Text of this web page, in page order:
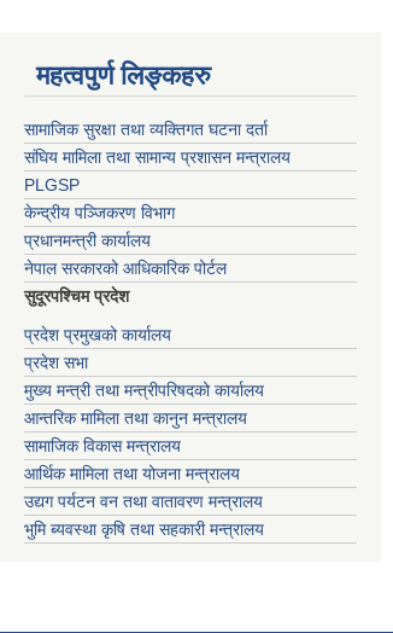
महत्वपुर्ण लिङ्कहरु
सामाजिक सुरक्षा तथा व्यक्तिगत घटना दर्ता
संघिय मामिला तथा सामान्य प्रशासन मन्त्रालय
PLGSP
केन्द्रीय पञ्जिकरण विभाग
प्रधानमन्त्री कार्यालय
नेपाल सरकारको आधिकारिक पोर्टल
सुदूरपश्चिम प्रदेश
प्रदेश प्रमुखको कार्यालय
प्रदेश सभा
मुख्य मन्त्री तथा मन्त्रीपरिषदको कार्यालय
आन्तरिक मामिला तथा कानुन मन्त्रालय
सामाजिक विकास मन्त्रालय
आर्थिक मामिला तथा योजना मन्त्रालय
उद्यग पर्यटन वन तथा वातावरण मन्त्रालय
भुमि ब्यवस्था कृषि तथा सहकारी मन्त्रालय